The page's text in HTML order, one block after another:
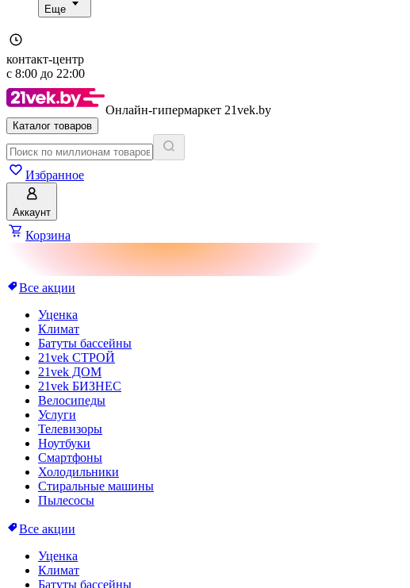
Еще
контакт-центр
с 8:00 до 22:00
Онлайн-гипермаркет 21vek.by
Каталог товаров
Избранное
Аккаунт
Корзина
Все акции
Уценка
Климат
Батуты бассейны
21vek СТРОЙ
21vek ДОМ
21vek БИЗНЕС
Велосипеды
Услуги
Телевизоры
Ноутбуки
Смартфоны
Холодильники
Стиральные машины
Пылесосы
Все акции
Уценка
Климат
Батуты бассейны